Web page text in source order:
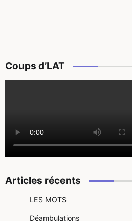
Coups d’LAT
Articles récents
LES MOTS
Déambulations